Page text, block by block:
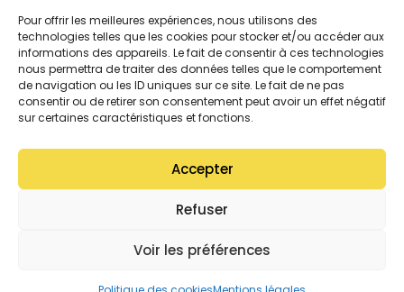
Pour offrir les meilleures expériences, nous utilisons des
technologies telles que les cookies pour stocker et/ou accéder aux
informations des appareils. Le fait de consentir à ces technologies
nous permettra de traiter des données telles que le comportement
de navigation ou les ID uniques sur ce site. Le fait de ne pas
consentir ou de retirer son consentement peut avoir un effet négatif
sur certaines caractéristiques et fonctions.
Accepter
Refuser
Voir les préférences
Politique des cookies
Mentions légales